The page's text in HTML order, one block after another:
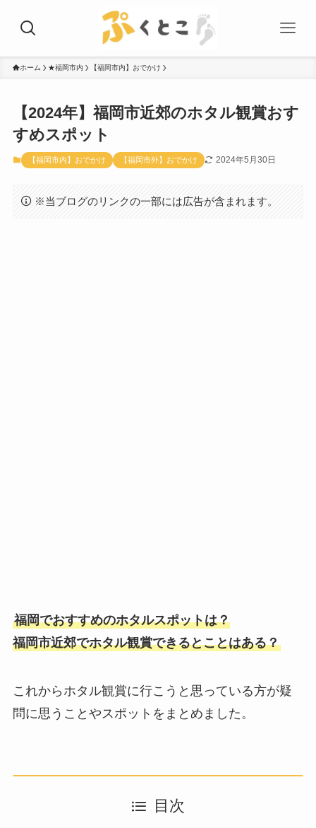
ホーム ★福岡市内 【福岡市内】おでかけ
【2024年】福岡市近郊のホタル観賞おす
すめスポット
【福岡市内】おでかけ 【福岡市外】おでかけ 2024年5月30日
※当ブログのリンクの一部には広告が含まれます。
福岡でおすすめのホタルスポットは？
福岡市近郊でホタル観賞できるとことはある？
これからホタル観賞に行こうと思っている方が疑
問に思うことやスポットをまとめました。
目次